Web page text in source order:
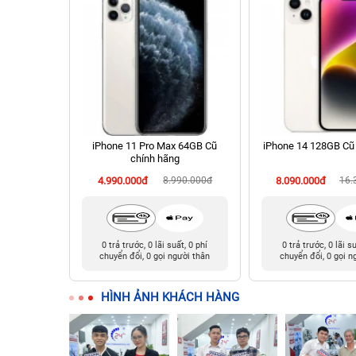
iPhone 11 Pro Max 64GB Cũ
chính hãng
4.990.000đ
8.990.000đ
0 trả trước, 0 lãi suất, 0 phí
chuyển đổi, 0 gọi người thân
iPhone 14 128GB
8.090.000đ
0 trả trước, 0 lãi
chuyển đổi, 0 gọi
HÌNH ẢNH KHÁCH HÀNG